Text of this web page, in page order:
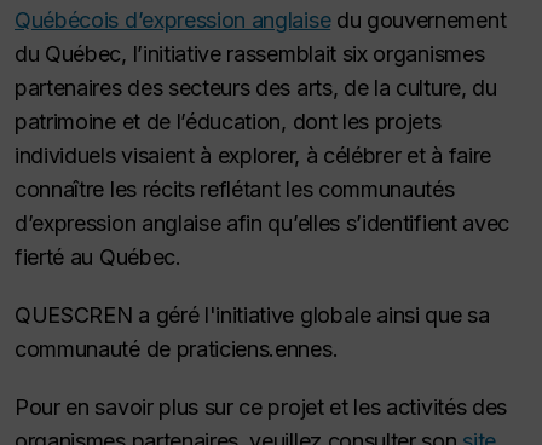
Québécois d’expression anglaisedu gouvernement
du Québec, l’initiative rassemblait six organismes
partenaires des secteurs des arts, de la culture, du
patrimoine et de l’éducation, dont les projets
individuels visaient à explorer, à célébrer et à faire
connaître les récits reflétant les communautés
d’expression anglaise afin qu’elles s’identifient avec
fierté au Québec.
QUESCREN a géré l'initiative globale ainsi que sa
communauté de praticiens.ennes.
Pour en savoir plus sur ce projet et les activités des